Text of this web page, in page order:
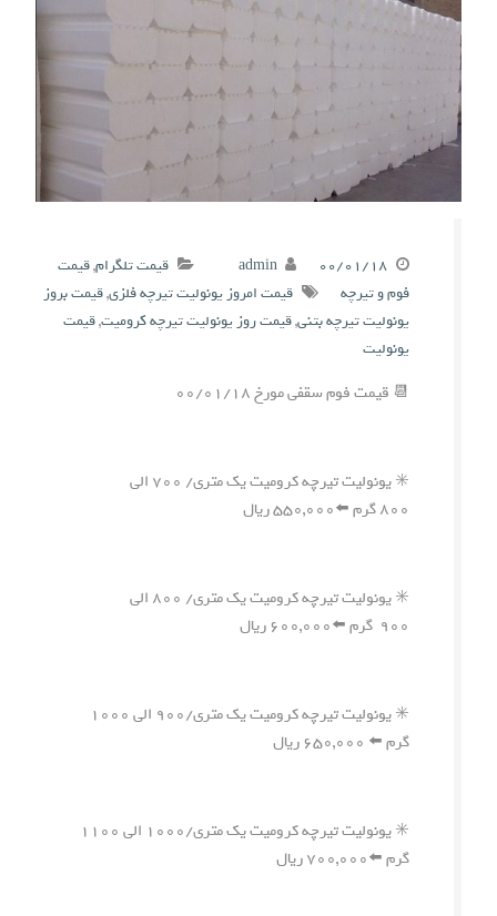
۰۰/۰۱/۱۸ admin قیمت تلگرام,قیمت
فوم و تیرچه
قیمت امروز یونولیت تیرچه فلزی,قیمت بروز
یونولیت تیرچه بتنی,قیمت روز یونولیت تیرچه کرومیت,قیمت
یونولیت
📆 قیمت فوم سقفی مورخ ۰۰/۰۱/۱۸
✳️ یونولیت تیرچه کرومیت یک متری/ ۷۰۰ الی
۸۰۰ گرم ⬅️۵۵۰,۰۰۰ ریال
✳️ یونولیت تیرچه کرومیت یک متری/ ۸۰۰ الی
۹۰۰ گرم ⬅️۶۰۰,۰۰۰ ریال
✳️ یونولیت تیرچه کرومیت یک متری/۹۰۰ الی ۱۰۰۰
گرم ⬅️ ۶۵۰,۰۰۰ ریال
✳️ یونولیت تیرچه کرومیت یک متری/۱۰۰۰ الی ۱۱۰۰
گرم ⬅️۷۰۰,۰۰۰ ریال